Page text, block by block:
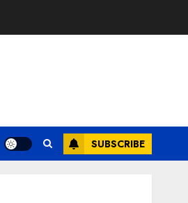
SUBSCRIBE